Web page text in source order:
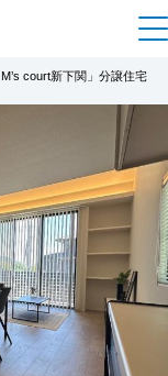
M’s court新下関」分譲住宅
新の土地
をチェック
見学会
が特徴的な